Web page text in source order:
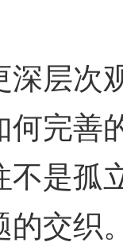
层次
完善
不是孤
的交织